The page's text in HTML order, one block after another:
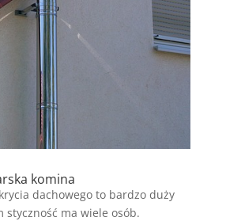
komina
dachowego to bardzo duży
styczność ma wiele osób.